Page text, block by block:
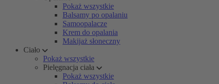
Pokaż wszystkie
Balsamy po opalaniu
Samoopalacze
Krem do opalania
Makijaż słoneczny
Ciało
Pokaż wszystkie
Pielęgnacja ciała
Pokaż wszystkie